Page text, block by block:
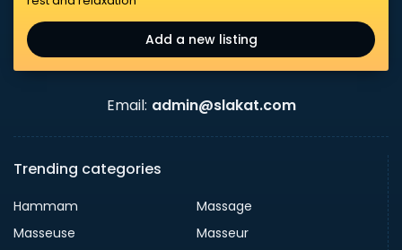
Add a new listing
Email: admin@slakat.com
Trending categories
Hammam
Massage
Masseuse
Masseur